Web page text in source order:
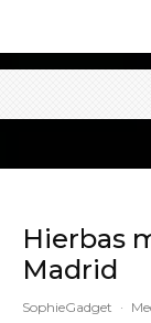
Hierbas
Madrid
SophieGadget ·